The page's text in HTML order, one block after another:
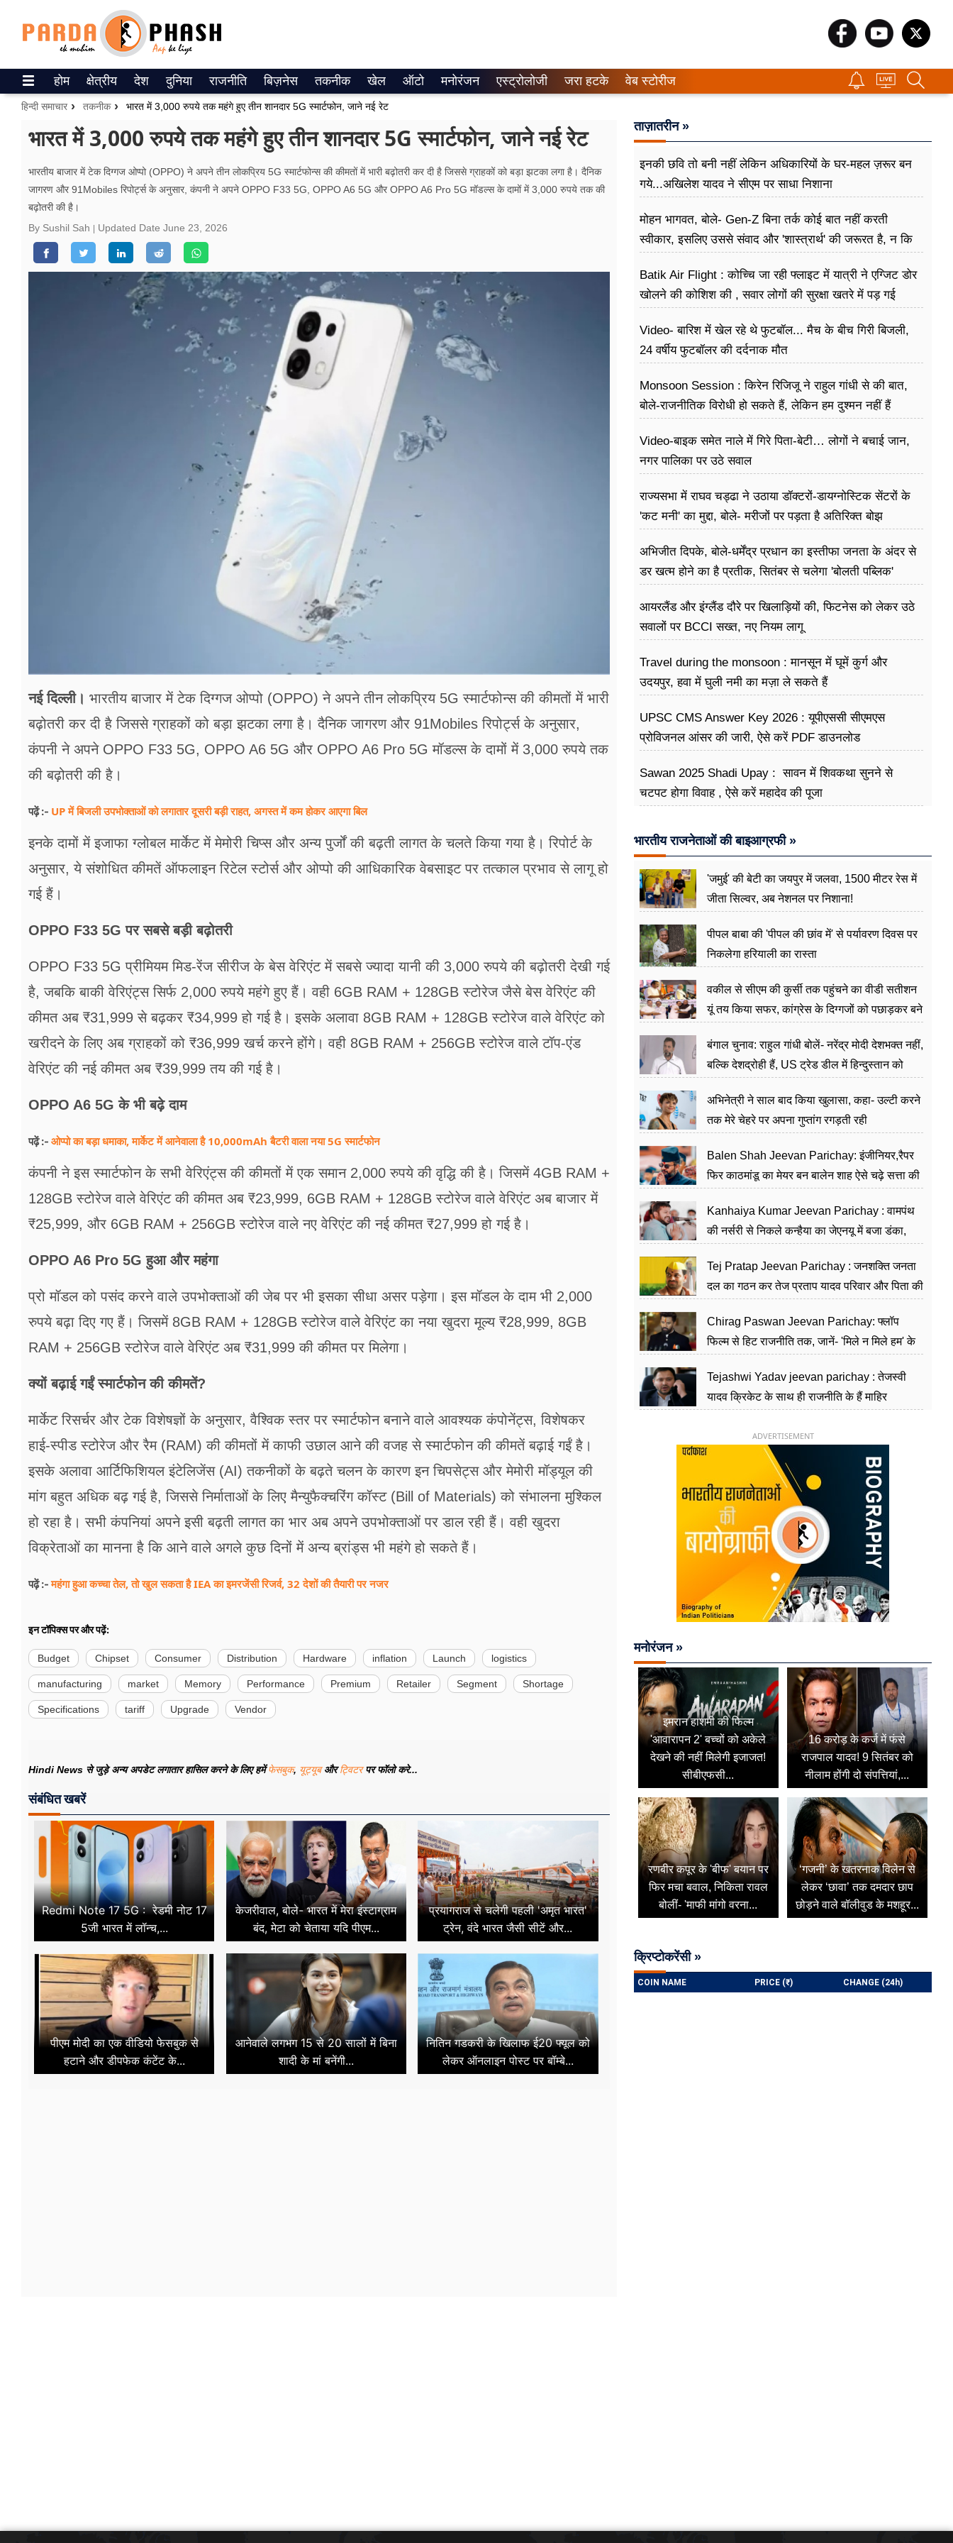
ePaper
गैलरी
वीडियो
रिलेशनशिप
होम क्षेत्रीय देश दुनिया राजनीति बिज़नेस तकनीक खेल ऑटो मनोरंजन एस्ट्रोलोजी जरा हटके वेब स्टोरीज
हिन्दी समाचार तकनीक भारत में 3,000 रुपये तक महंगे हुए तीन शानदार 5G स्मार्टफोन, जाने नई रेट
भारत में 3,000 रुपये तक महंगे हुए तीन शानदार 5G स्मार्टफोन, जाने नई रेट
भारतीय बाजार में टेक दिग्गज ओप्पो (OPPO) ने अपने तीन लोकप्रिय 5G स्मार्टफोन्स की कीमतों में भारी बढ़ोतरी कर दी है जिससे ग्राहकों को बड़ा झटका लगा है। दैनिक
जागरण और 91Mobiles रिपोर्ट्स के अनुसार, कंपनी ने अपने OPPO F33 5G, OPPO A6 5G और OPPO A6 Pro 5G मॉडल्स के दामों में 3,000 रुपये तक की
बढ़ोतरी की है।
By Sushil Sah
Updated Date June 23, 2026
नई दिल्ली। भारतीय बाजार में टेक दिग्गज ओप्पो (OPPO) ने अपने तीन लोकप्रिय 5G स्मार्टफोन्स की कीमतों में भारी
बढ़ोतरी कर दी है जिससे ग्राहकों को बड़ा झटका लगा है। दैनिक जागरण और 91Mobiles रिपोर्ट्स के अनुसार,
कंपनी ने अपने OPPO F33 5G, OPPO A6 5G और OPPO A6 Pro 5G मॉडल्स के दामों में 3,000 रुपये तक
की बढ़ोतरी की है।
पढ़ें :- UP में बिजली उपभोक्ताओं को लगातार दूसरी बड़ी राहत, अगस्त में कम होकर आएगा बिल
इनके दामों में इजाफा ग्लोबल मार्केट में मेमोरी चिप्स और अन्य पुर्जों की बढ़ती लागत के चलते किया गया है। रिपोर्ट के
अनुसार, ये संशोधित कीमतें ऑफलाइन रिटेल स्टोर्स और ओप्पो की आधिकारिक वेबसाइट पर तत्काल प्रभाव से लागू हो
गई हैं।
OPPO F33 5G पर सबसे बड़ी बढ़ोतरी
OPPO F33 5G प्रीमियम मिड-रेंज सीरीज के बेस वेरिएंट में सबसे ज्यादा यानी की 3,000 रुपये की बढ़ोतरी देखी गई
है, जबकि बाकी वेरिएंट्स सिर्फ 2,000 रुपये महंगे हुए हैं। वही 6GB RAM + 128GB स्टोरेज जैसे बेस वेरिएंट की
कीमत अब ₹31,999 से बढ़कर ₹34,999 हो गई है। इसके अलावा 8GB RAM + 128GB स्टोरेज वाले वेरिएंट को
खरीदने के लिए अब ग्राहकों को ₹36,999 खर्च करने होंगे। वही 8GB RAM + 256GB स्टोरेज वाले टॉप-एंड
वेरिएंट की नई कीमत अब ₹39,999 तय की गई है।
OPPO A6 5G के भी बढ़े दाम
पढ़ें :- ओप्पो का बड़ा धमाका, मार्केट में आनेवाला है 10,000mAh बैटरी वाला नया 5G स्मार्टफोन
कंपनी ने इस स्मार्टफोन के सभी वेरिएंट्स की कीमतों में एक समान 2,000 रुपये की वृद्धि की है। जिसमें 4GB RAM +
128GB स्टोरेज वाले वेरिएंट की कीमत अब ₹23,999, 6GB RAM + 128GB स्टोरेज वाले वेरिएंट अब बाजार में
₹25,999, और 6GB RAM + 256GB स्टोरेज वाले नए वेरिएंट की नई कीमत ₹27,999 हो गई है।
OPPO A6 Pro 5G हुआ और महंगा
प्रो मॉडल को पसंद करने वाले उपभोक्ताओं की जेब पर भी इसका सीधा असर पड़ेगा। इस मॉडल के दाम भी 2,000
रुपये बढ़ा दिए गए हैं। जिसमें 8GB RAM + 128GB स्टोरेज वाले वेरिएंट का नया खुदरा मूल्य ₹28,999, 8GB
RAM + 256GB स्टोरेज वाले वेरिएंट अब ₹31,999 की कीमत पर मिलेगा।
क्यों बढ़ाई गईं स्मार्टफोन की कीमतें?
मार्केट रिसर्चर और टेक विशेषज्ञों के अनुसार, वैश्विक स्तर पर स्मार्टफोन बनाने वाले आवश्यक कंपोनेंट्स, विशेषकर
हाई-स्पीड स्टोरेज और रैम (RAM) की कीमतों में काफी उछाल आने की वजह से स्मार्टफोन की कीमतें बढ़ाई गईं है।
इसके अलावा आर्टिफिशियल इंटेलिजेंस (AI) तकनीकों के बढ़ते चलन के कारण इन चिपसेट्स और मेमोरी मॉड्यूल की
मांग बहुत अधिक बढ़ गई है, जिससे निर्माताओं के लिए मैन्युफैक्चरिंग कॉस्ट (Bill of Materials) को संभालना मुश्किल
हो रहा है। सभी कंपनियां अपने इसी बढ़ती लागत का भार अब अपने उपभोक्ताओं पर डाल रही हैं। वही खुदरा
विक्रेताओं का मानना है कि आने वाले अगले कुछ दिनों में अन्य ब्रांड्स भी महंगे हो सकते हैं।
पढ़ें :-महंगा हुआ कच्चा तेल, तो खुल सकता है IEA का इमरजेंसी रिजर्व, 32 देशों की तैयारी पर नजर
इन टॉपिक्स पर और पढ़ें:
Budget Chipset Consumer Distribution Hardware inflation Launch logistics
manufacturing market Memory Performance Premium Retailer Segment Shortage
Specifications tariff Upgrade Vendor
Hindi News से जुड़े अन्य अपडेट लगातार हासिल करने के लिए हमेंफेसबुक, यूट्यूबऔरट्विटरपर फॉलो करे...
संबंधित खबरें
Redmi Note 17 5G : रेडमी नोट 17
5जी भारत में लॉन्च,...
केजरीवाल, बोले- भारत में मेरा इंस्टाग्राम
बंद, मेटा को चेताया यदि पीएम...
प्रयागराज से चलेगी पहली 'अमृत भारत'
ट्रेन, वंदे भारत जैसी सीटें और...
पीएम मोदी का एक वीडियो फेसबुक से
हटाने और डीपफेक कंटेंट के...
आनेवाले लगभग 15 से 20 सालों में बिना
शादी के मां बनेंगी...
नितिन गडकरी के खिलाफ ई20 फ्यूल को
लेकर ऑनलाइन पोस्ट पर बॉम्बे...
ताज़ातरीन »
इनकी छवि तो बनी नहीं लेकिन अधिकारियों के घर-महल ज़रूर बन
गये...अखिलेश यादव ने सीएम पर साधा​ निशाना
मोहन भागवत, बोले- Gen-Z बिना तर्क कोई बात नहीं करती
स्वीकार, इसलिए उससे संवाद और 'शास्त्रार्थ' की जरूरत है, न कि
Batik Air Flight : कोच्चि जा रही फ्लाइट में यात्री ने एग्जिट डोर
खोलने की कोशिश की , सवार लोगों की सुरक्षा खतरे में पड़ गई
Video- बारिश में खेल रहे थे फुटबॉल... मैच के बीच गिरी बिजली,
24 वर्षीय फुटबॉलर की दर्दनाक मौत
Monsoon Session : किरेन रिजिजू ने राहुल गांधी से की बात,
बोले-राजनीतिक विरोधी हो सकते हैं, लेकिन हम दुश्मन नहीं हैं
Video-बाइक समेत नाले में गिरे पिता-बेटी… लोगों ने बचाई जान,
नगर पालिका पर उठे सवाल
राज्यसभा में राघव चड्ढा ने उठाया डॉक्टरों-डायग्नोस्टिक सेंटरों के
'कट मनी' का मुद्दा, बोले- मरीजों पर पड़ता है अ​तिरिक्त बोझ
अभिजीत दिपके, बोले-धर्मेंद्र प्रधान का इस्तीफा जनता के अंदर से
डर खत्म होने का है प्रतीक, सितंबर से चलेगा 'बोलती पब्लिक'
आयरलैंड और इंग्लैंड दौरे पर खिलाड़ियों की, फिटनेस को लेकर उठे
सवालों पर BCCI सख्त, नए नियम लागू
Travel during the monsoon : मानसून में घूमें कुर्ग और
उदयपुर, हवा में घुली नमी का मज़ा ले सकते हैं
UPSC CMS Answer Key 2026 : यूपीएससी सीएमएस
प्रोविजनल आंसर की जारी, ऐसे करें PDF डाउनलोड
Sawan 2025 Shadi Upay : सावन में शिवकथा सुनने से
चटपट होगा विवाह , ऐसे करें महादेव की पूजा
भारतीय राजनेताओं की बाइआग्रफी »
'जमुई' की बेटी का जयपुर में जलवा, 1500 मीटर रेस में
जीता सिल्वर, अब नेशनल पर निशाना!
पीपल बाबा की 'पीपल की छांव में' से पर्यावरण दिवस पर
निकलेगा हरियाली का रास्ता
वकील से सीएम की कुर्सी तक पहुंचने का वीडी सतीशन
यूं तय किया सफर, कांग्रेस के दिग्गजों को पछाड़कर बने
बंगाल चुनाव: राहुल गांधी बोलें- नरेंद्र मोदी देशभक्त नहीं,
बल्कि देशद्रोही हैं, US ट्रेड डील में हिन्दुस्तान को
अभिनेत्री ने साल बाद किया खुलासा, कहा- उल्टी करने
तक मेरे चेहरे पर अपना गुप्तांग रगड़ती रही
Balen Shah Jeevan Parichay: इंजीनियर,रैपर
फिर काठमांडू का मेयर बन बालेन शाह ऐसे चढ़े सत्ता की
Kanhaiya Kumar Jeevan Parichay : वामपंथ
की नर्सरी से निकले कन्हैया का जेएनयू में बजा डंका,
Tej Pratap Jeevan Parichay : जनशक्ति जनता
दल का गठन कर तेज प्रताप यादव परिवार और पिता की
Chirag Paswan Jeevan Parichay: फ्लॉप
फिल्म से हिट राजनीति तक, जानें- 'मिले न मिले हम' के
Tejashwi Yadav jeevan parichay : तेजस्वी
यादव क्रिकेट के साथ ही राजनीति के हैं माहिर
ADVERTISEMENT
मनोरंजन »
इमरान हाशमी की फिल्म
'आवारापन 2' बच्चों को अकेले
देखने की नहीं मिलेगी इजाजत!
सीबीएफसी...
16 करोड़ के कर्ज में फंसे
राजपाल यादव! 9 सितंबर को
नीलाम होंगी दो संपत्तियां,...
रणबीर कपूर के 'बीफ' बयान पर
फिर मचा बवाल, निकिता रावल
बोलीं- 'माफी मांगो वरना...
‘गजनी’ के खतरनाक विलेन से
लेकर ‘छावा’ तक दमदार छाप
छोड़ने वाले बॉलीवुड के मशहूर...
क्रिप्टोकरेंसी »